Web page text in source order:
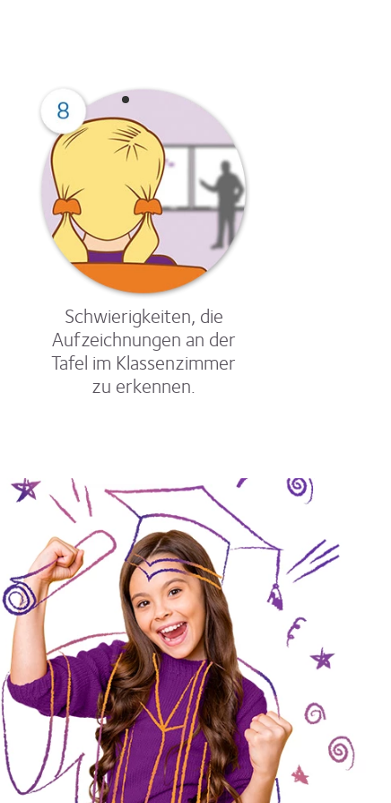
Schwierigkeiten, die
Aufzeichnungen an der
Tafel im Klassenzimmer
zu erkennen.